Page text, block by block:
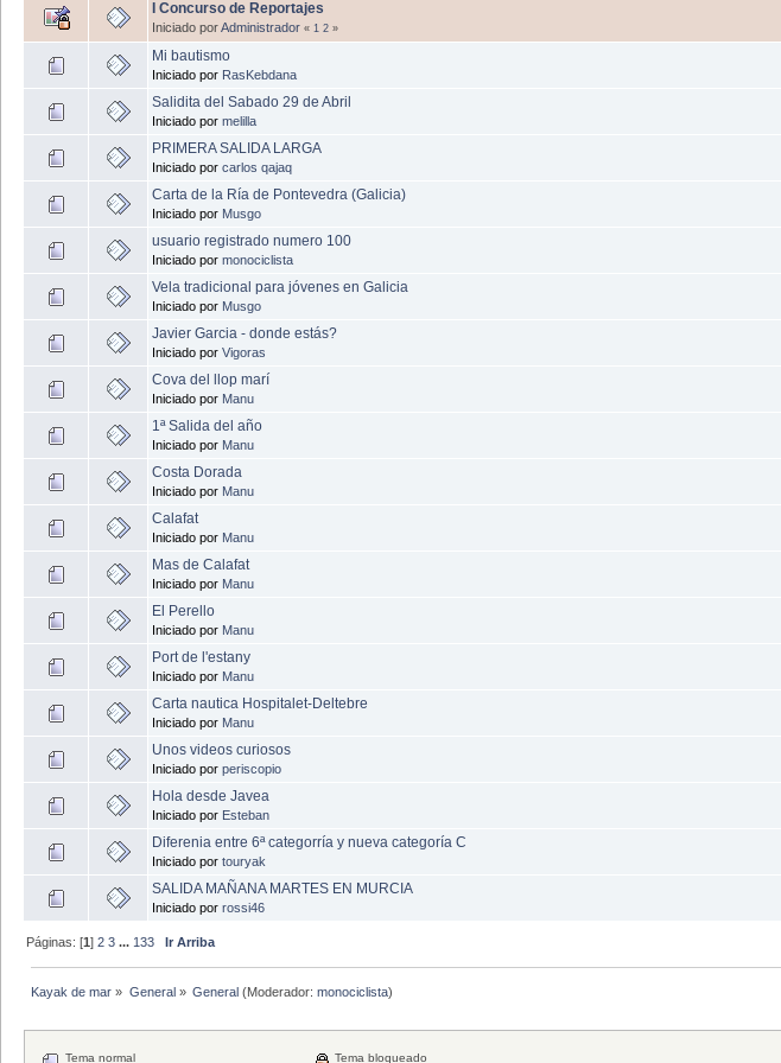
I Concurso de Reportajes
Iniciado porAdministrador « 1 2 »
Mi bautismo
Iniciado por RasKebdana
Salidita del Sabado 29 de Abril
Iniciado por melilla
PRIMERA SALIDA LARGA
Iniciado por carlos qajaq
Carta de la Ría de Pontevedra (Galicia)
Iniciado por Musgo
usuario registrado numero 100
Iniciado por monociclista
Vela tradicional para jóvenes en Galicia
Iniciado por Musgo
Javier Garcia - donde estás?
Iniciado por Vigoras
Cova del llop marí
Iniciado por Manu
1ª Salida del año
Iniciado por Manu
Costa Dorada
Iniciado por Manu
Calafat
Iniciado por Manu
Mas de Calafat
Iniciado por Manu
El Perello
Iniciado por Manu
Port de l'estany
Iniciado por Manu
Carta nautica Hospitalet-Deltebre
Iniciado por Manu
Unos videos curiosos
Iniciado por periscopio
Hola desde Javea
Iniciado por Esteban
Diferenia entre 6ª categorría y nueva categoría C
Iniciado por touryak
SALIDA MAÑANA MARTES EN MURCIA
Iniciado por rossi46
Páginas: [1]2 3 ... 133 Ir Arriba
Kayak de mar » General» General(Moderador: monociclista)
Tema normal Tema bloqueado